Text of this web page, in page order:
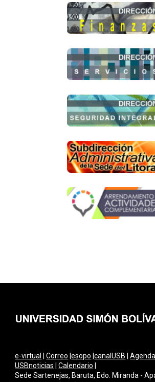
e-virtual |Correo |esopo |canalUSB |
USBnoticias |Calendario
Sede Sartenejas, Baruta, Edo. Miranda -